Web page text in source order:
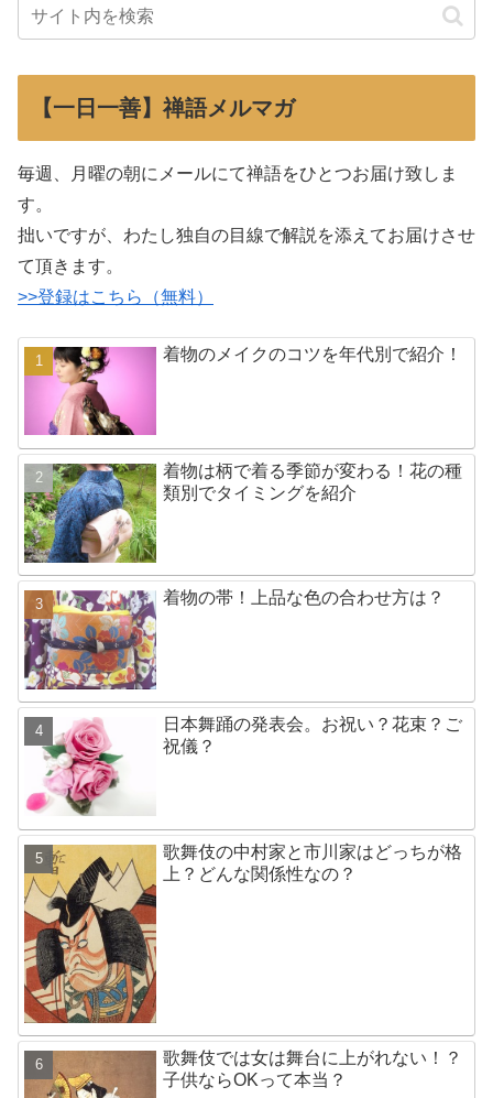
【一日一善】禅語メルマガ
毎週、月曜の朝にメールにて禅語をひとつお届け致しま
す。
拙いですが、わたし独自の目線で解説を添えてお届けさせ
て頂きます。
>>登録はこちら（無料）
着物のメイクのコツを年代別で紹介！
着物は柄で着る季節が変わる！花の種
類別でタイミングを紹介
着物の帯！上品な色の合わせ方は？
日本舞踊の発表会。お祝い？花束？ご
祝儀？
歌舞伎の中村家と市川家はどっちが格
上？どんな関係性なの？
歌舞伎では女は舞台に上がれない！？
子供ならOKって本当？